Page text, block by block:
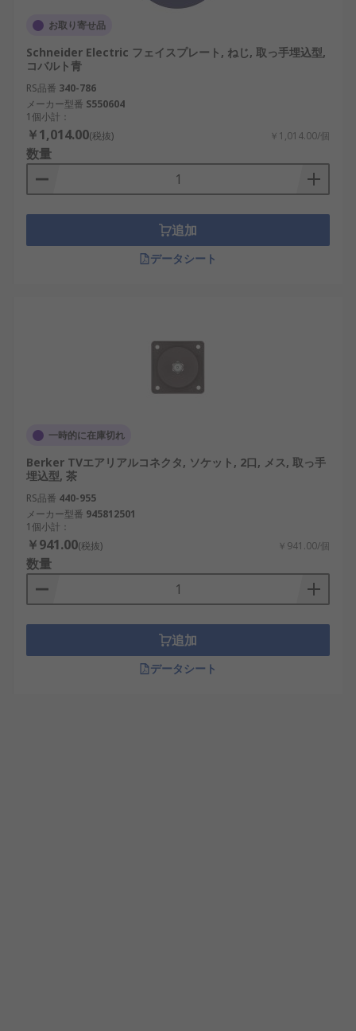
お取り寄せ品
Schneider Electric フェイスプレート, ねじ, 取っ手埋込型,
コバルト青
RS品番 340-786
メーカー型番 S550604
1個小計：
￥1,014.00(税抜) ￥1,014.00/個
数量
追加
データシート
一時的に在庫切れ
Berker TVエアリアルコネクタ, ソケット, 2口, メス, 取っ手
埋込型, 茶
RS品番 440-955
メーカー型番 945812501
1個小計：
￥941.00(税抜) ￥941.00/個
数量
追加
データシート